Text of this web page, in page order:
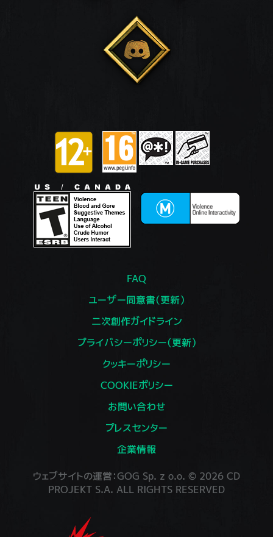
FAQ
ユーザー同意書（更新）
二次創作ガイドライン
プライバシーポリシー（更新）
クッキーポリシー
COOKIEポリシー
お問い合わせ
プレスセンター
企業情報
ウェブサイトの運営：GOG Sp. z o.o. © 2026 CD
PROJEKT S.A. ALL RIGHTS RESERVED